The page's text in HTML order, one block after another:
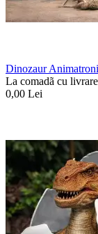
Dinozaur
La comadã cu
0,00 Lei